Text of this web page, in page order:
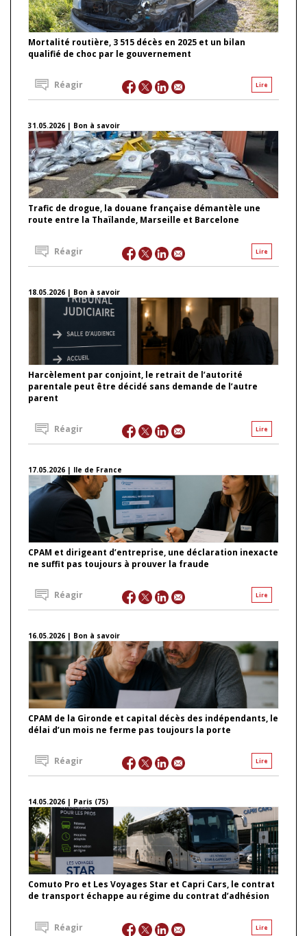
Mortalité routière, 3 515 décès en 2025 et un bilan
qualifié de choc par le gouvernement
Lire
Réagir
31.05.2026 | Bon à savoir
Trafic de drogue, la douane française démantèle une
route entre la Thaïlande, Marseille et Barcelone
Lire
Réagir
18.05.2026 | Bon à savoir
Harcèlement par conjoint, le retrait de l’autorité
parentale peut être décidé sans demande de l’autre
parent
Lire
Réagir
17.05.2026 | Ile de France
CPAM et dirigeant d’entreprise, une déclaration inexacte
ne suffit pas toujours à prouver la fraude
Lire
Réagir
16.05.2026 | Bon à savoir
CPAM de la Gironde et capital décès des indépendants, le
délai d’un mois ne ferme pas toujours la porte
Lire
Réagir
14.05.2026 | Paris (75)
Comuto Pro et Les Voyages Star et Capri Cars, le contrat
de transport échappe au régime du contrat d’adhésion
Lire
Réagir